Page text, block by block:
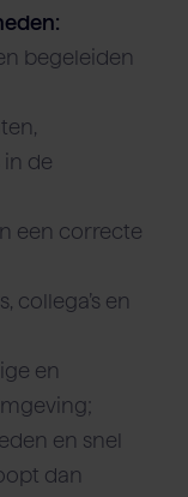
begeleiden
de
een correcte
collega’s en
en
en snel
dan